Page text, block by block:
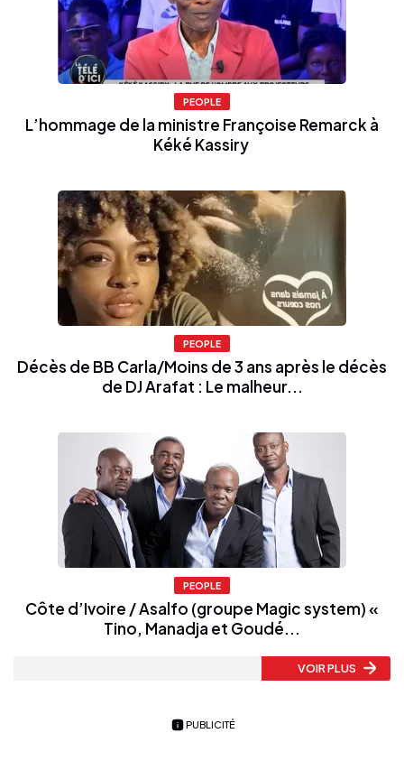
PEOPLE
L’hommage de la ministre Françoise Remarck à
Kéké Kassiry
PEOPLE
Décès de BB Carla/Moins de 3 ans après le décès
de DJ Arafat : Le malheur...
PEOPLE
Côte d’Ivoire / Asalfo (groupe Magic system) «
Tino, Manadja et Goudé...
VOIR PLUS
PUBLICITÉ